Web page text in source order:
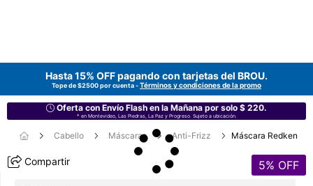
Hasta 15% OFF pagando con tarjetas del BROU.
Tope de $2500 por cuenta -Términos y condiciones de la promo
Oferta con Envío Flash en la Mañana por solo $ 220.
* en Montevideo, Las Piedras, La Paz y Progreso. Sujeto a ubicación.
Cabello Máscaras Anti-Frizz Máscara Redken
Compartir 5% OFF